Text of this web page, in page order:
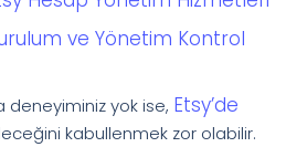
ve Yönetim Kontrol
deneyiminiz yok ise, Etsy’de
kabullenmek zor olabilir.